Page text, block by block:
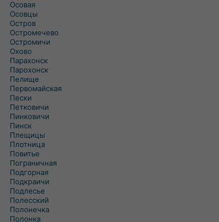
Осовая
Осовцы
Остров
Остромечево
Остромичи
Охово
Парахонск
Парохонск
Пелище
Первомайская
Пески
Петковичи
Пинковичи
Пинск
Плещицы
Плотница
Повитье
Пограничная
Подгорная
Подкраичи
Подлесье
Полесский
Полонечка
Полонка